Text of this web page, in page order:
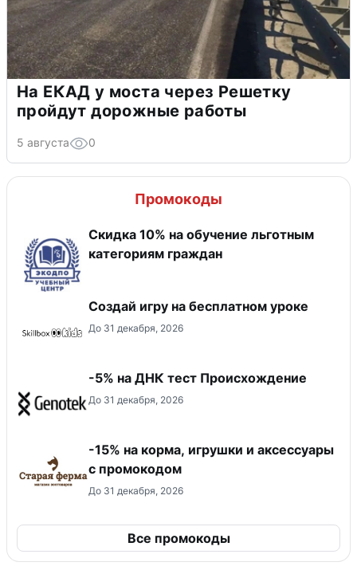
На ЕКАД у моста через Решетку
пройдут дорожные работы
5 августа 0
Промокоды
Скидка 10% на обучение льготным
категориям граждан
Создай игру на бесплатном уроке
До 31 декабря, 2026
-5% на ДНК тест Происхождение
До 31 декабря, 2026
-15% на корма, игрушки и аксессуары
с промокодом
До 31 декабря, 2026
Все промокоды